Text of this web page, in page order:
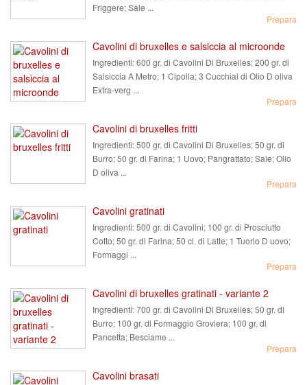
Friggere; Sale ...
Prepara
Cavolini di bruxelles e salsiccia al microonde
Ingredienti:600 gr. di Cavolini Di Bruxelles; 200 gr. di
Salsiccia A Metro; 1 Cipolla; 3 Cucchiai di Olio D oliva
Extra-verg ...
Prepara
Cavolini di bruxelles fritti
Ingredienti:500 gr. di Cavolini Di Bruxelles; 50 gr. di
Burro; 50 gr. di Farina; 1 Uovo; Pangrattato; Sale; Olio
D oliva ...
Prepara
Cavolini gratinati
Ingredienti:500 gr. di Cavolini; 100 gr. di Prosciutto
Cotto; 50 gr. di Farina; 50 cl. di Latte; 1 Tuorlo D uovo;
Formaggi ...
Prepara
Cavolini di bruxelles gratinati - variante 2
Ingredienti:700 gr. di Cavolini Di Bruxelles; 50 gr. di
Burro; 100 gr. di Formaggio Groviera; 100 gr. di
Pancetta; Besciame ...
Prepara
Cavolini brasati